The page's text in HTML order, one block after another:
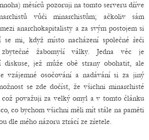
měsíců pozoruji na tomto serveru dříve
vůči minarchistům; ačkoliv sám
anarchokapitalisty a za svým postojem si
se mi, když místo nacházení společné řeči
žabomyší války. Jedna věc je
diskuse, jež může obě strany obohatit, ale
vzájemné osočování a nadávání si za jiný
se zde dočíst, že všichni minarchisté
což považuji za velký omyl a v tomto článku
co bychom všichni měli mít stále na paměti
dle mého názoru ztrácí ze zřetele.